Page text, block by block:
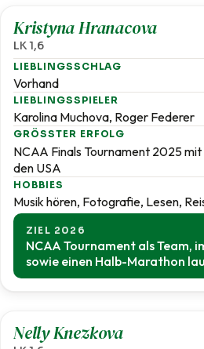
Kristyna Hranacova
LK 1,6
LIEBLINGSSCHLAG
Vorhand
LIEBLINGSSPIELER
Karolina Muchova, Roger Federer
GRÖSSTER ERFOLG
NCAA Finals Tournament 2025
den USA
HOBBIES
Musik hören, Fotografie, Lesen,
ZIEL 2026
NCAA Tournament als Team,
sowie einen Halb-Marathon
Nelly Knezkova